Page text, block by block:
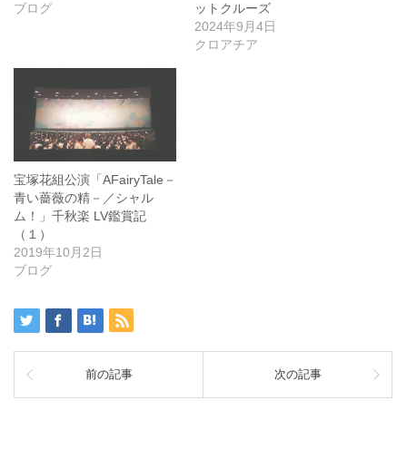
ブログ
ットクルーズ
2024年9月4日
クロアチア
宝塚花組公演「AFairyTale－
青い薔薇の精－／シャル
ム！」千秋楽 LV鑑賞記
（１）
2019年10月2日
ブログ
前の記事 次の記事